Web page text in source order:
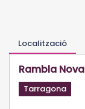
Localització
Rambla Nova
Tarragona